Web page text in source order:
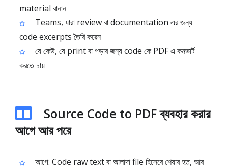
material বানান
Teams, যারা review বা documentation এর জন্য
code excerpts তৈরি করেন
যে কেউ, যে print বা পড়ার জন্য code কে PDF এ কনভার্ট
করতে চায়
Source Code to PDF ব্যবহার করার
আগে আর পরে
আগে: Code raw text বা আলাদা file হিসেবে শেয়ার হত, আর